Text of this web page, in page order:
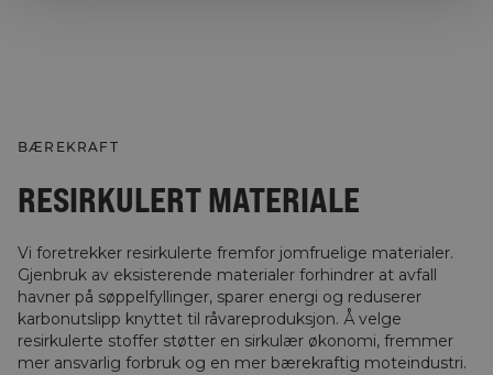
BÆREKRAFT
RESIRKULERT MATERIALE
Vi foretrekker resirkulerte fremfor jomfruelige materialer.
Gjenbruk av eksisterende materialer forhindrer at avfall
havner på søppelfyllinger, sparer energi og reduserer
karbonutslipp knyttet til råvareproduksjon. Å velge
resirkulerte stoffer støtter en sirkulær økonomi, fremmer
mer ansvarlig forbruk og en mer bærekraftig moteindustri.